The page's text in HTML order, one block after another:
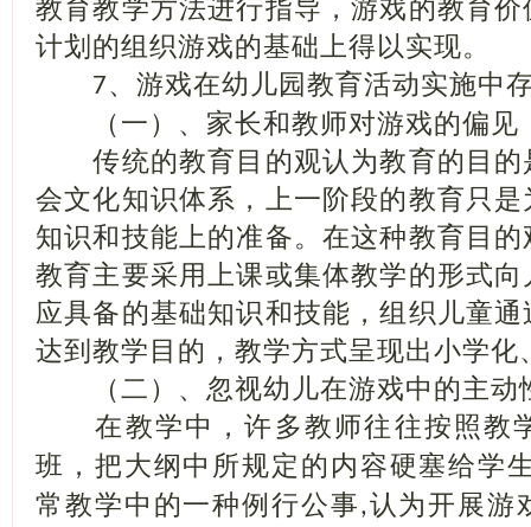
教育教学方法进行指导，游戏的教育
计划的组织游戏的基础上得以实现。
7、游戏在幼儿园教育活动实施中
（一）、家长和教师对游戏的偏见
传统的教育目的观认为教育的目的
会文化知识体系，上一阶段的教育只
知识和技能上的准备。在这种教育目
教育主要采用上课或集体教学的形式
应具备的基础知识和技能，组织儿童
达到教学目的，教学方式呈现出小学化
（二）、忽视幼儿在游戏中的主动
在教学中，许多教师往往按照教
班，把大纲中所规定的内容硬塞给学
常教学中的一种例行公事,认为开展游